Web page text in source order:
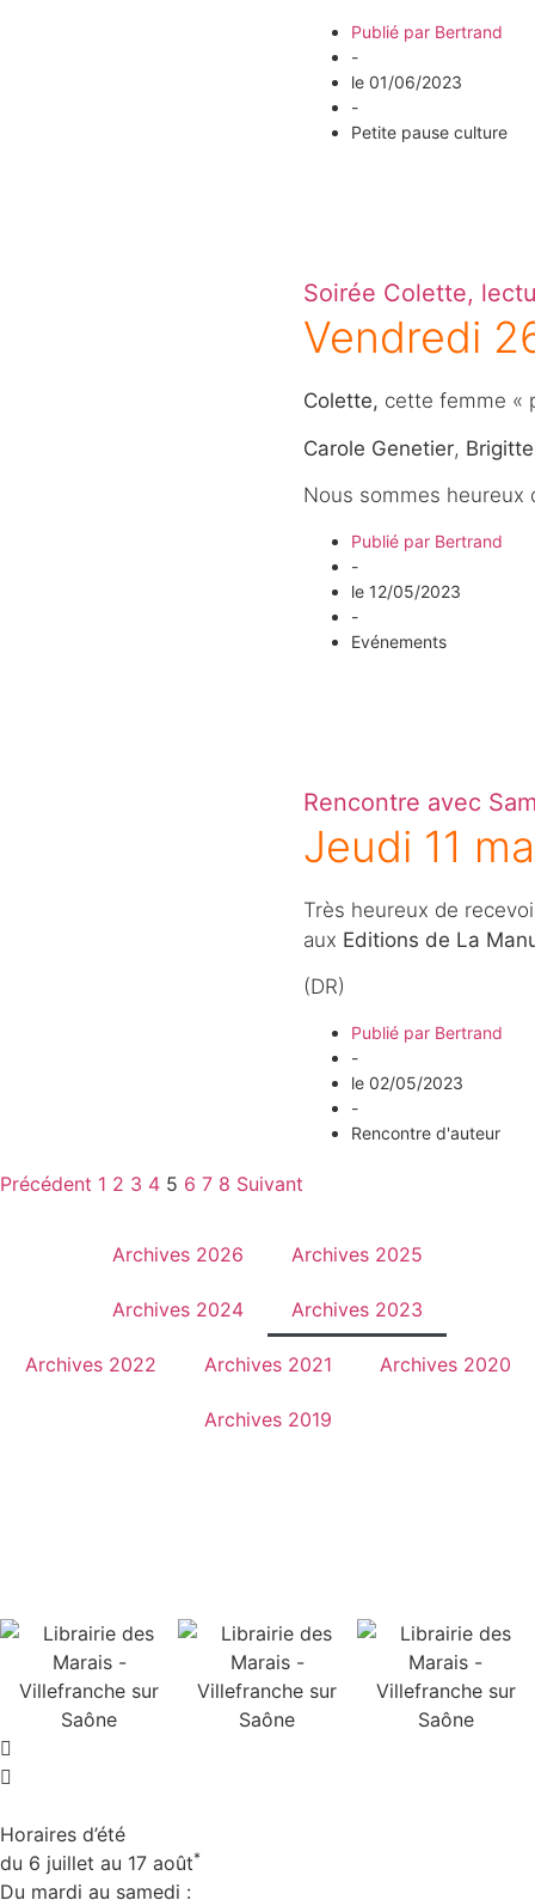
Publié parBertrand
-
le 01/06/2023
-
Petite pause culture
Soirée Colette,
Vendredi
Colette, cette femme «
Carole Genetier,
Nous sommes heureux
Publié parBertrand
-
le 12/05/2023
-
Evénements
Rencontre avec
Jeudi 11
Très heureux de
aux Editions de La
(DR)
Publié parBertrand
-
le 02/05/2023
-
Rencontre d'auteur
Précédent 1 2 3 4 5 6 7 8 Suivant
Archives 2026 Archives 2025
Archives 2024 Archives 2023
Archives 2022 Archives 2021 Archives 2020
Archives 2019
Horaires d’été
du 6 juillet au 17 août*
Du mardi au samedi :